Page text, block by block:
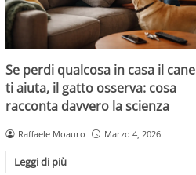
Se perdi qualcosa in casa il cane
ti aiuta, il gatto osserva: cosa
racconta davvero la scienza
Raffaele Moauro Marzo 4, 2026
Leggi di più